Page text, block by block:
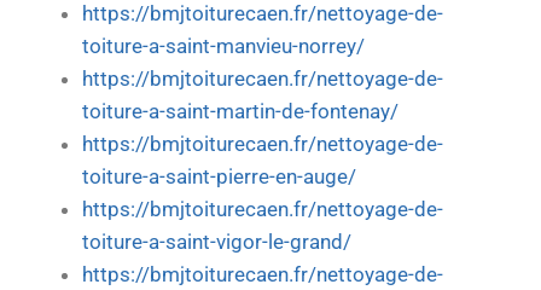
https://bmjtoiturecaen.fr/nettoyage-de-
toiture-a-saint-manvieu-norrey/
https://bmjtoiturecaen.fr/nettoyage-de-
toiture-a-saint-martin-de-fontenay/
https://bmjtoiturecaen.fr/nettoyage-de-
toiture-a-saint-pierre-en-auge/
https://bmjtoiturecaen.fr/nettoyage-de-
toiture-a-saint-vigor-le-grand/
https://bmjtoiturecaen.fr/nettoyage-de-